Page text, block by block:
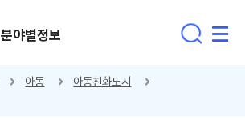
분야별정보
아동
아동친화도시